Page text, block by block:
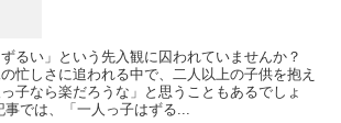
ずるい」という先入観に囚われていませんか？
忙しさに追われる中で、二人以上の子供を抱え
子なら楽だろうな」と思うこともあるでしょ
事では、「一人っ子はずる...